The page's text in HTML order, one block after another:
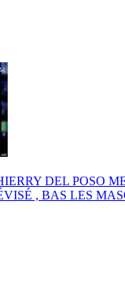
DEL POSO
, BAS LES